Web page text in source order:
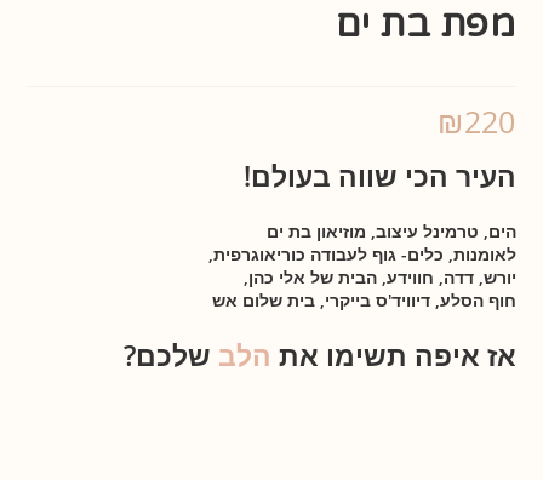
מפת בת ים
₪220
העיר הכי שווה בעולם!
הים, טרמינל עיצוב, מוזיאון בת ים
לאומנות, כלים- גוף לעבודה כוריאוגרפית,
יורש, דדה, חווידע, הבית של אלי כהן,
חוף הסלע, דיוויד'ס בייקרי, בית שלום אש
אז איפה תשימו את הלב שלכם?